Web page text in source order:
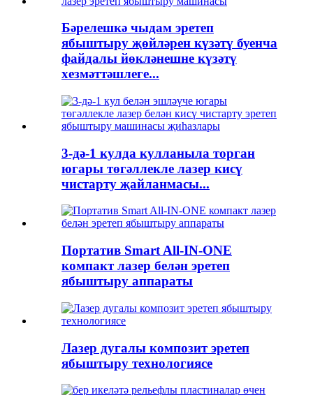
Бәрелешкә чыдам эретеп
ябыштыру җөйләрен күзәтү буенча
файдалы йөкләнешне күзәтү
хезмәттәшлеге...
3-дә-1 кулда кулланыла торган
югары төгәллекле лазер кисү
чистарту җайланмасы...
Портатив Smart All-IN-ONE
компакт лазер белән эретеп
ябыштыру аппараты
Лазер дугалы композит эретеп
ябыштыру технологиясе